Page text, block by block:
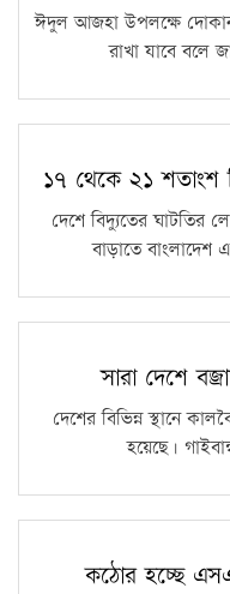
ঈদুল আজহা উপলক্ষে
রাখা যাবে বলে
১৭ থেকে ২১ শতাংশ
দেশে বিদ্যুতের ঘাটতির
বাড়াতে বাংলাদেশ
সারা দেশে
দেশের বিভিন্ন স্থানে
হয়েছে।
কঠোর হচ্ছে